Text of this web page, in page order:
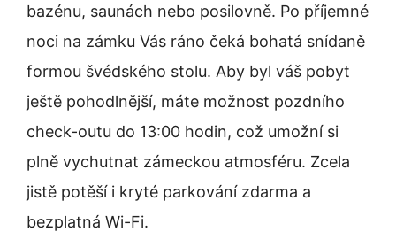
bazénu, saunách nebo posilovně. Po příjemné
noci na zámku Vás ráno čeká bohatá snídaně
formou švédského stolu. Aby byl váš pobyt
ještě pohodlnější, máte možnost pozdního
check-outu do 13:00 hodin, což umožní si
plně vychutnat zámeckou atmosféru. Zcela
jistě potěší i kryté parkování zdarma a
bezplatná Wi-Fi.